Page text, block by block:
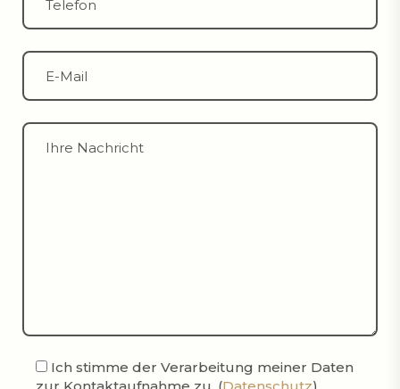
Ich stimme der Verarbeitung meiner Daten